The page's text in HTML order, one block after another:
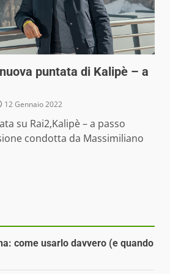
puntata di Kalipè – a
12 Gennaio 2022
su Rai2,Kalipè – a passo
condotta da Massimiliano
come usarlo davvero (e quando